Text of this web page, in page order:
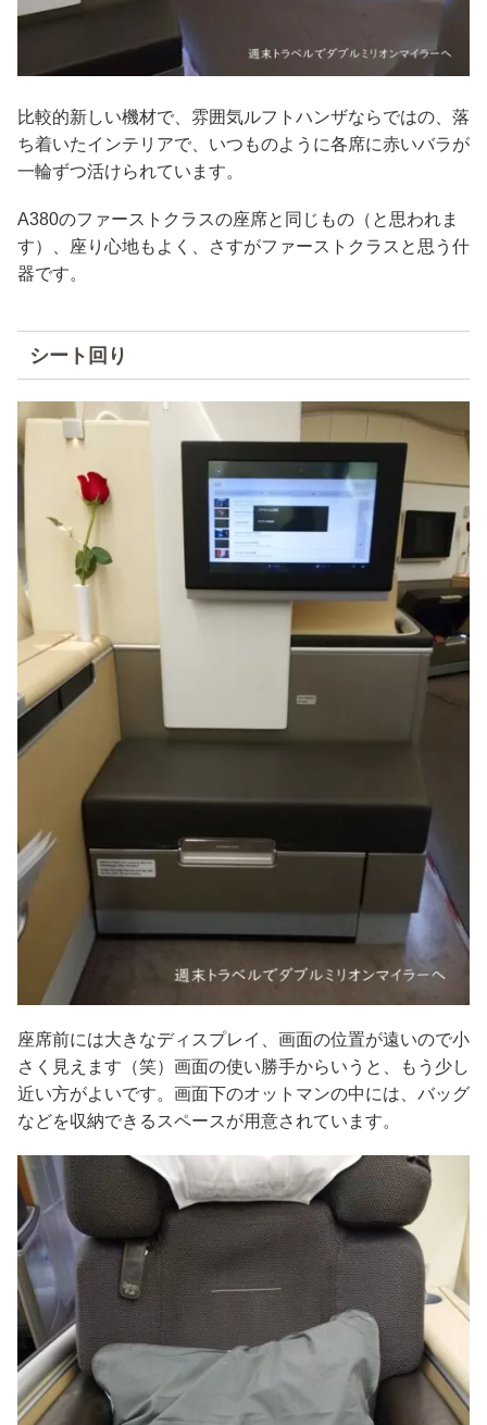
比較的新しい機材で、雰囲気ルフトハンザならではの、落
ち着いたインテリアで、いつものように各席に赤いバラが
一輪ずつ活けられています。
A380のファーストクラスの座席と同じもの（と思われま
す）、座り心地もよく、さすがファーストクラスと思う什
器です。
シート回り
座席前には大きなディスプレイ、画面の位置が遠いので小
さく見えます（笑）画面の使い勝手からいうと、もう少し
近い方がよいです。画面下のオットマンの中には、バッグ
などを収納できるスペースが用意されています。